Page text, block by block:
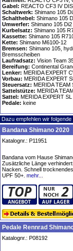
Gabel: REACTO CF3 IV
Schaltwerk: Shimano 105
Schalthebel: Shimano 105
Umwerfer: Shimano 105 Di2
Kurbelsatz: Shimano 105
Kassette: Shimano 105
Kette: Shimano M6100-12
Bremsen: Shimano 105,
Bremsscheiben
Laufradsatz: Vision Team
Bereifung: Continental
Lenker: MERIDA EXPERT
Vorbau: MERIDA EXPERT
Steuersatz: MERIDA TEAM
Sattelstütze: MERIDA
Sattel: MERIDA EXPERT SL
Pedale: keine
Dazu empfehlen wir folgende
Bandana Shimano 2020
Katalognr.: P11951
Bandana vom Hause
Zusätzliche Länge
Nacken. Schnell
UPF 50+. mehr...
Pedale Rennrad
Katalognr.: P08192